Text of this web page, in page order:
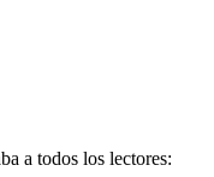
a todos los lectores: